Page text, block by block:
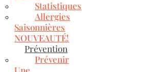
Statistiques
Allergies
Saisonnières
NOUVEAUTÉ!
Prévention
Prévenir